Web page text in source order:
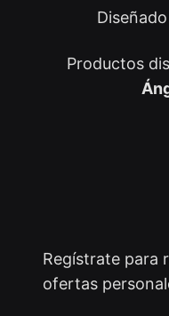
Productos
Regístrate para
ofertas